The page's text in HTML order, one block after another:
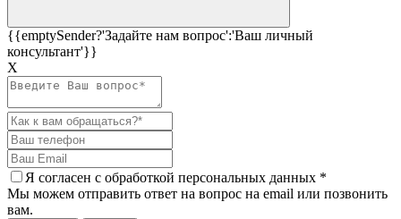
{{emptySender?'Задайте нам вопрос':'Ваш личный
консультант'}}
Х
Я согласен c обработкой персональных данных *
Мы можем отправить ответ на вопрос на email или позвонить
вам.